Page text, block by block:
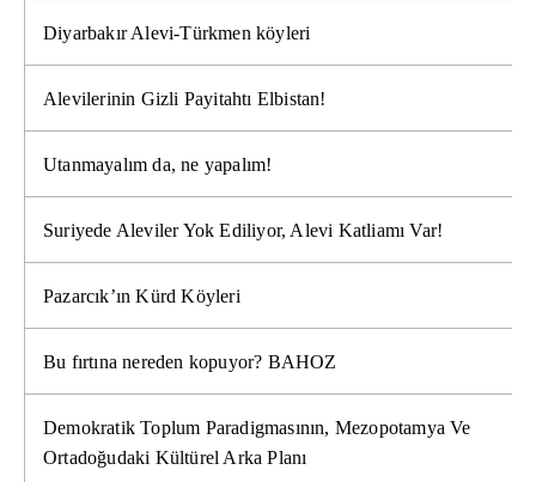
Diyarbakır Alevi-Türkmen köyleri
Alevilerinin Gizli Payitahtı Elbistan!
Utanmayalım da, ne yapalım!
Suriyede Aleviler Yok Ediliyor, Alevi Katliamı Var!
Pazarcık’ın Kürd Köyleri
Bu fırtına nereden kopuyor? BAHOZ
Demokratik Toplum Paradigmasının, Mezopotamya Ve
Ortadoğudaki Kültürel Arka Planı